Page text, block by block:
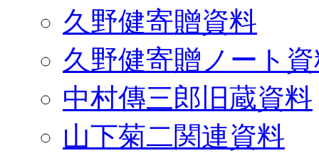
久野健寄贈資料
久野健寄贈ノート
中村傳三郎旧蔵資料
山下菊二関連資料